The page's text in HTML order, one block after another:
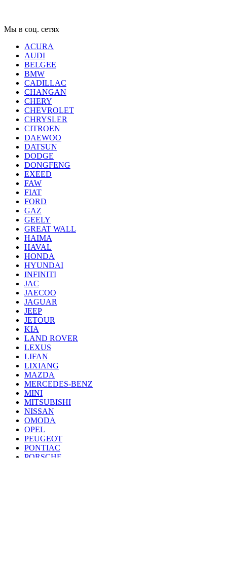
Мы в соц. сетях
ACURA
AUDI
BELGEE
BMW
CADILLAC
CHANGAN
CHERY
CHEVROLET
CHRYSLER
CITROEN
DAEWOO
DATSUN
DODGE
DONGFENG
EXEED
FAW
FIAT
FORD
GAZ
GEELY
GREAT WALL
HAIMA
HAVAL
HONDA
HYUNDAI
INFINITI
JAC
JAECOO
JAGUAR
JEEP
JETOUR
KIA
LAND ROVER
LEXUS
LIFAN
LIXIANG
MAZDA
MERCEDES-BENZ
MINI
MITSUBISHI
NISSAN
OMODA
OPEL
PEUGEOT
PONTIAC
PORSCHE